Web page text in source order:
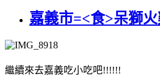
嘉義市=<食>呆獅
繼續來去嘉義吃小吃吧!!!!!!